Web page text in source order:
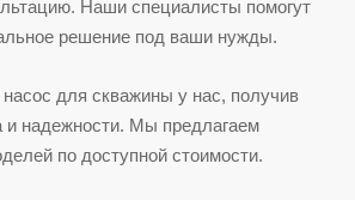
Наши специалисты помогут
решение под ваши нужды.
для скважины у нас, получив
и надежности. Мы предлагаем
по доступной стоимости.